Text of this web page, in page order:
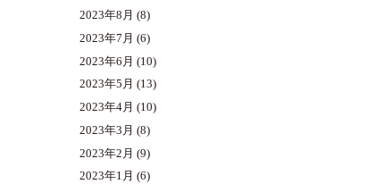
2023年8月 (8)
2023年7月 (6)
2023年6月 (10)
2023年5月 (13)
2023年4月 (10)
2023年3月 (8)
2023年2月 (9)
2023年1月 (6)